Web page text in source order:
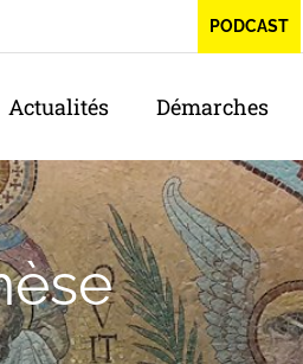
PODCAST
Actualités Démarches